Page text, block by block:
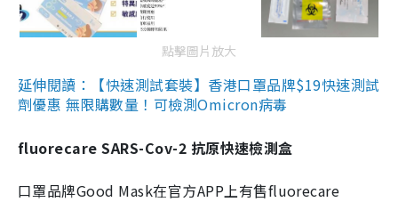
點擊圖片放大
延伸閱讀：【快速測試套裝】香港口罩品牌$19快速測試
劑優惠 無限購數量！可檢測Omicron病毒
fluorecare SARS-Cov-2 抗原快速檢測盒
口罩品牌Good Mask在官方APP上有售fluorecare